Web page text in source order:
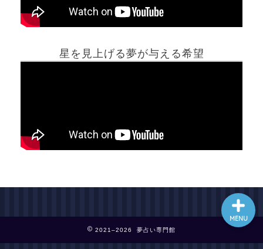
星を見上げる夢が与える希望
2021–2026 夢占い専門館
MENU
ホーム
最新記事動画